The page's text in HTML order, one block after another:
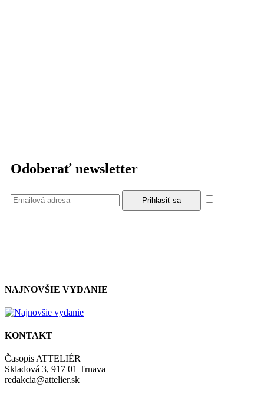
Odoberať newsletter
NAJNOVŠIE VYDANIE
KONTAKT
Časopis ATTELIÉR
Skladová 3, 917 01 Trnava
redakcia@attelier.sk